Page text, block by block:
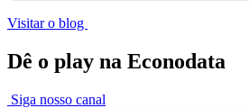
Visitar o blog
Dê o play na Econodata
Siga nosso canal